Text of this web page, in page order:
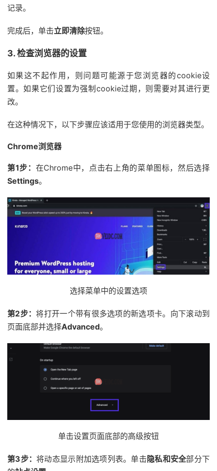
记录。
完成后，单击立即清除按钮。
3. 检查浏览器的设置
如果这不起作用，则问题可能源于您浏览器的cookie设
置。如果它们设置为强制cookie过期，则需要对其进行更
改。
在这种情况下，以下步骤应该适用于您使用的浏览器类型。
Chrome浏览器
第1步： 在Chrome中，点击右上角的菜单图标，然后选择
Settings。
选择菜单中的设置选项
第2步：将打开一个带有很多选项的新选项卡。向下滚动到
页面底部并选择Advanced。
单击设置页面底部的高级按钮
第3步：将动态显示附加选项列表。单击 隐私和安全部分下